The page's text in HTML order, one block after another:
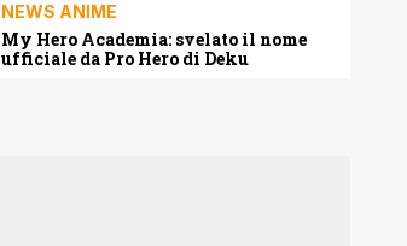
NEWS ANIME
My Hero Academia: svelato il nome
ufficiale da Pro Hero di Deku